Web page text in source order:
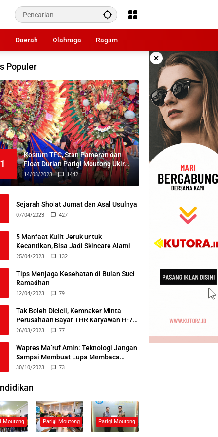
Daerah Olahraga Ragam
×
Populer
1
Kostum TFC, Stan Pameran dan
Float Durian Parigi Moutong Ukir
Prestasi di TIFF 2023
14/08/2023 1442
Sejarah Sholat Jumat dan Asal Usulnya
07/04/2023 427
5 Manfaat Kulit Jeruk untuk
Kecantikan, Bisa Jadi Skincare Alami
25/04/2023 132
Tips Menjaga Kesehatan di Bulan Suci
Ramadhan
12/04/2023 79
Tak Boleh Dicicil, Kemnaker Minta
Perusahaan Bayar THR Karyawan H-7
Lebaran
26/03/2023 77
Wapres Ma’ruf Amin: Teknologi Jangan
Sampai Membuat Lupa Membaca
Alquran
30/10/2023 73
Moutong Parigi Moutong Parigi Moutong